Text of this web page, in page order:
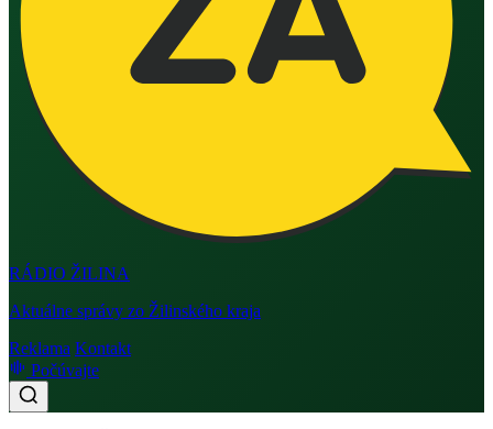
RÁDIO ŽILINA
Aktuálne správy zo Žilinského kraja
Reklama Kontakt
Počúvajte